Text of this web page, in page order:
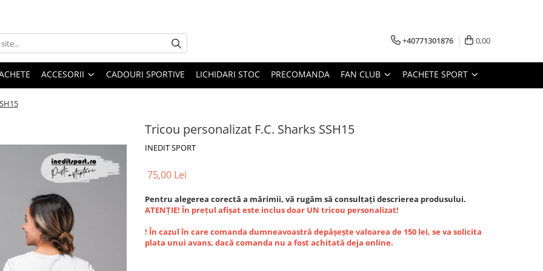
+40771301876 0,00
ACCESORII CADOURI SPORTIVE LICHIDARI STOC PRECOMANDA FAN CLUB PACHETE SPORT
Tricou personalizat F.C. Sharks SSH15
INEDIT SPORT
75,00 Lei
Pentru alegerea corectă a mărimii, vă rugăm să consultați descrierea produsului.
ATENȚIE! În prețul afișat este inclus doar UN tricou personalizat!
! În cazul în care comanda dumneavoastră depășește valoarea de 150 lei, se va solicita
plata unui avans, dacă comanda nu a fost achitată deja online.